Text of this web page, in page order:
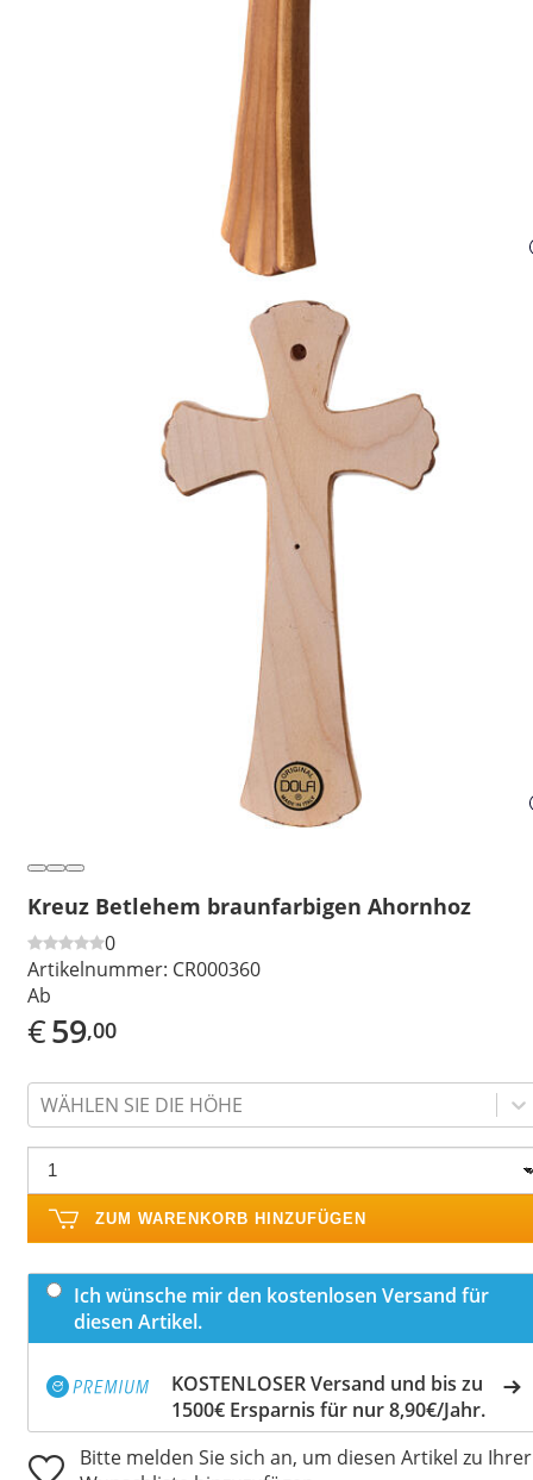
Kreuz Betlehem braunfarbigen Ahornhoz
0
Artikelnummer: CR000360
Ab
€59,00
WÄHLEN SIE DIE HÖHE
ZUM WARENKORB HINZUFÜGEN
Ich wünsche mir den kostenlosen Versand für
diesen Artikel.
KOSTENLOSER Versand und bis zu
1500€ Ersparnis für nur 8,90€/Jahr.
Bitte melden Sie sich an, um diesen Artikel zu Ihrer